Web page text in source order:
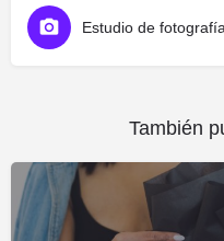
Estudio de fotografía
También